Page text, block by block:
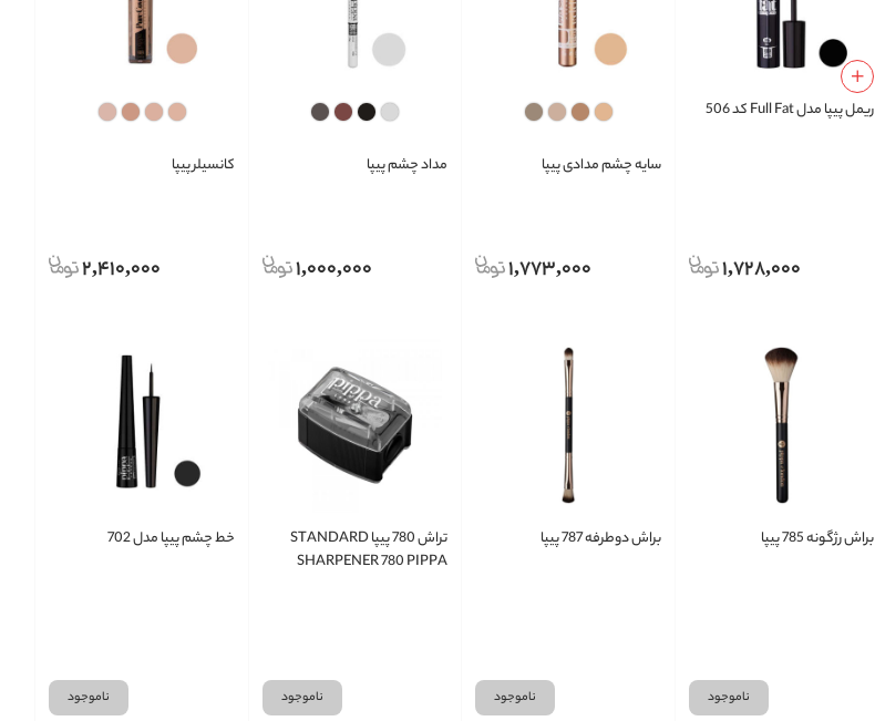
ریمل پیپا مدل Full Fat کد 506
1,728,000
سایه چشم مدادی پیپا
1,773,000
مداد چشم پیپا
1,000,000
کانسیلر پیپا
2,410,000
براش رژگونه 785 پیپا
ناموجود
براش دوطرفه 787 پیپا
ناموجود
تراش 780 پیپا STANDARD
SHARPENER 780 PIPPA
ناموجود
خط چشم پیپا مدل 702
ناموجود